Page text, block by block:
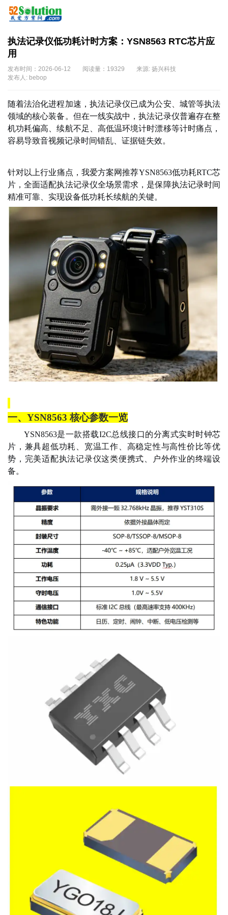
执法记录仪低功耗计时方案：YSN8563 RTC芯片应
用
发布时间：2026-06-12 阅读量：19329
来源: 扬兴科技
发布人: bebop
随着法治化进程加速，执法记录仪已成为公安、城管等执法
领域的核心装备。但在一线实战中，执法记录仪普遍存在整
机功耗偏高、续航不足、高低温环境计时漂移等计时痛点，
容易导致音视频记录时间错乱、证据链失效。
针对以上行业痛点，我爱方案网推荐YSN8563低功耗RTC芯
片，全面适配执法记录仪全场景需求，是保障执法记录时间
精准可靠、实现设备低功耗长续航的关键。
一、 YSN8563 核心参数一览
YSN8563是一款搭载I2C总线接口的分离式实时时钟芯
片，兼具超低功耗、宽温工作、高稳定性与高性价比等优
势，完美适配执法记录仪这类便携式、户外作业的终端设
备。